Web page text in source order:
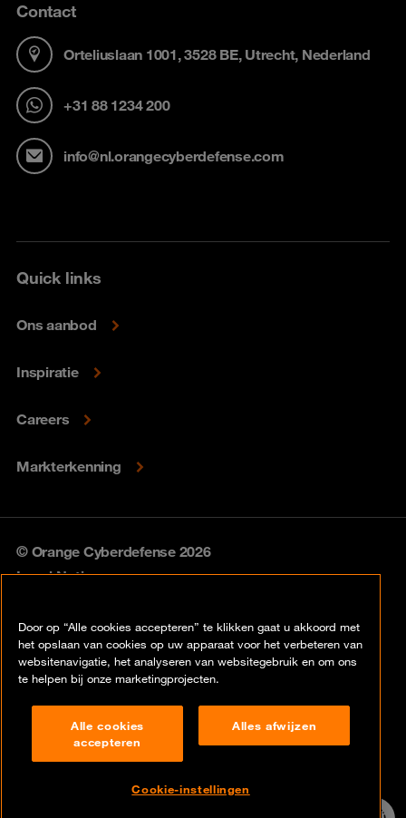
Contact
Orteliuslaan 1001, 3528 BE, Utrecht, Nederland
+31 88 1234 200
info@nl.orangecyberdefense.com
Quick links
Ons aanbod
Inspiratie
Careers
Markterkenning
© Orange Cyberdefense 2026
Legal Notice
Vulnerability policy
Compliance
Door op “Alle cookies accepteren” te klikken gaat u akkoord met
het opslaan van cookies op uw apparaat voor het verbeteren van
websitenavigatie, het analyseren van websitegebruik en om ons
te helpen bij onze marketingprojecten.
Alle cookies
accepteren
Alles afwijzen
Cookie-instellingen